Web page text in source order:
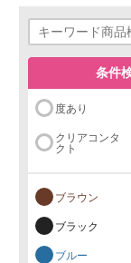
条件
度あり
クリアコンタ
クト
ブラウン
ブラック
ブルー